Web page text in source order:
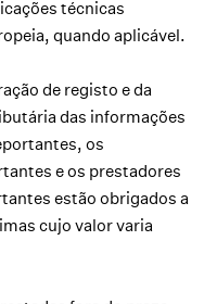
técnicas
quando aplicável.
de registo e da
das informações
os
e os prestadores
estão obrigados a
cujo valor varia